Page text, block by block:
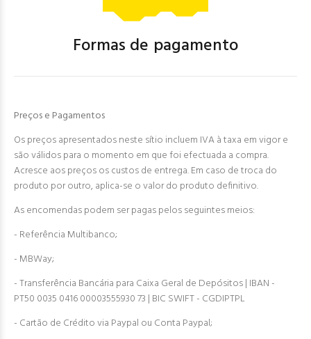
Formas de pagamento
Preços e Pagamentos
Os preços apresentados neste sítio incluem IVA à taxa em vigor e
são válidos para o momento em que foi efectuada a compra.
Acresce aos preços os custos de entrega. Em caso de troca do
produto por outro, aplica-se o valor do produto definitivo.
As encomendas podem ser pagas pelos seguintes meios:
- Referência Multibanco;
- MBWay;
- Transferência Bancária para Caixa Geral de Depósitos | IBAN -
PT50 0035 0416 00003555930 73 | BIC SWIFT - CGDIPTPL
- Cartão de Crédito via Paypal ou Conta Paypal;